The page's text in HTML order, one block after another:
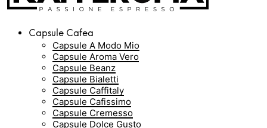
Capsule Cafea
Capsule A Modo Mio
Capsule Aroma Vero
Capsule Beanz
Capsule Bialetti
Capsule Caffitaly
Capsule Cafissimo
Capsule Cremesso
Capsule Dolce Gusto